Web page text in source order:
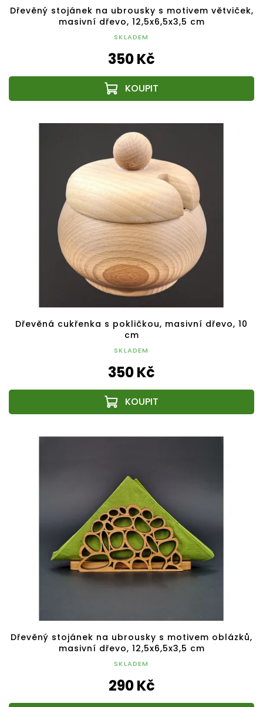
Dřevěný stojánek na ubrousky s motivem větviček,
masivní dřevo, 12,5x6,5x3,5 cm
SKLADEM
350 Kč
Dřevěná cukřenka s pokličkou, masivní dřevo, 10
cm
SKLADEM
350 Kč
Dřevěný stojánek na ubrousky s motivem oblázků,
masivní dřevo, 12,5x6,5x3,5 cm
SKLADEM
290 Kč